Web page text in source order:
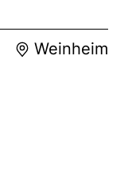
Weinheim